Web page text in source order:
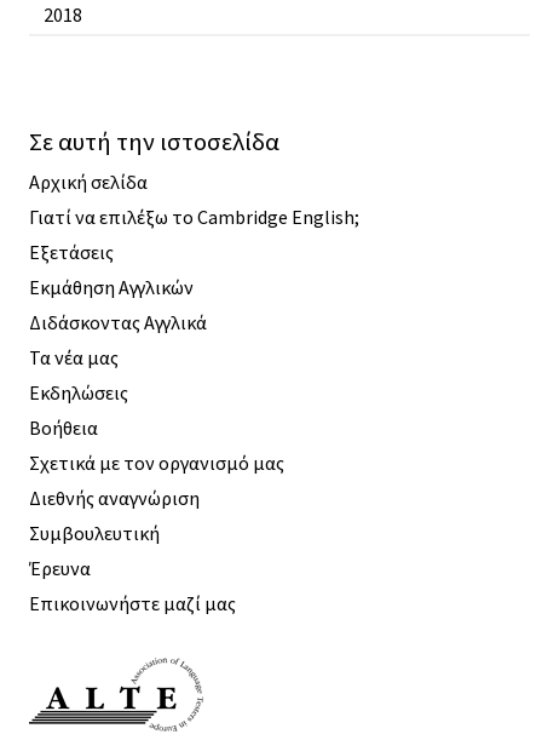
2018
Σε αυτή την ιστοσελίδα
Αρχική σελίδα
Γιατί να επιλέξω το Cambridge English;
Εξετάσεις
Εκμάθηση Αγγλικών
Διδάσκοντας Αγγλικά
Τα νέα μας
Εκδηλώσεις
Βοήθεια
Σχετικά με τον οργανισμό μας
Διεθνής αναγνώριση
Συμβουλευτική
Έρευνα
Επικοινωνήστε μαζί μας